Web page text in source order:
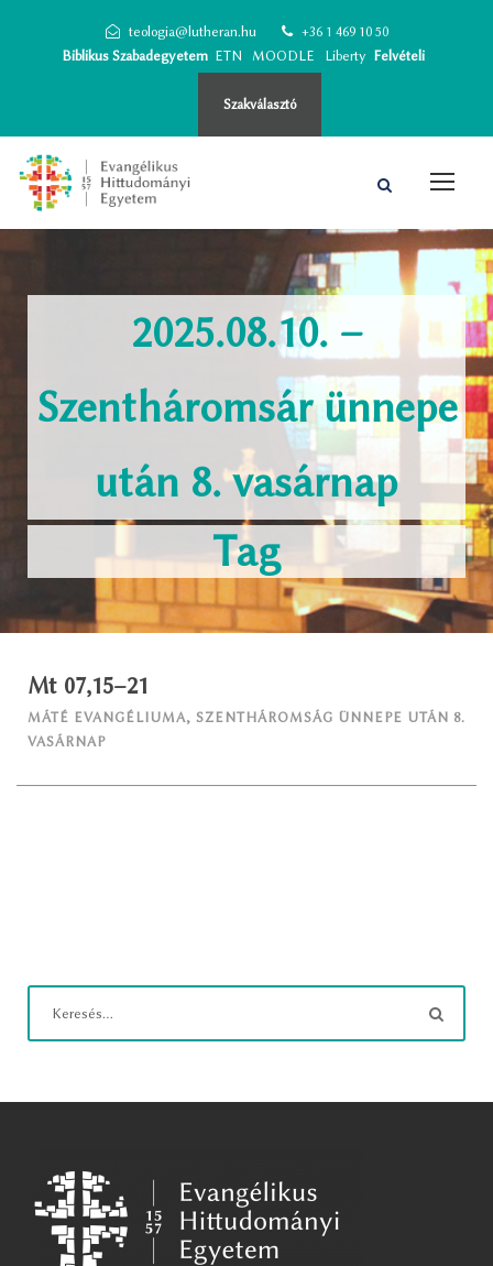
teologia@lutheran.hu
+36 1 469 10 50
Biblikus Szabadegyetem ETN MOODLE Liberty Felvételi
Szakválasztó
2025.08.10. –
Szentháromsár ünnepe
után 8. vasárnap
Tag
Mt 07,15–21
MÁTÉ EVANGÉLIUMA, SZENTHÁROMSÁG ÜNNEPE UTÁN 8.
VASÁRNAP